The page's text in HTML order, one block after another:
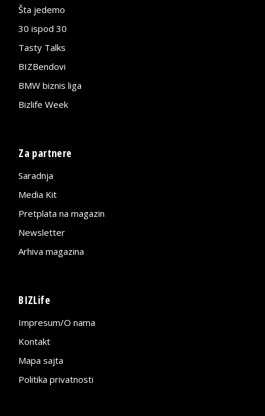
Šta jedemo
30 ispod 30
Tasty Talks
BIZBendovi
BMW biznis liga
Bizlife Week
Za partnere
Saradnja
Media Kit
Pretplata na magazin
Newsletter
Arhiva magazina
BIZLife
Impresum/O nama
Kontakt
Mapa sajta
Politika privatnosti